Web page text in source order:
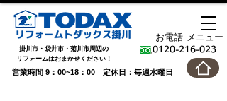
お電話 メニュー
掛川市・袋井市・菊川市周辺の
​リフォームはおまかせください！
0120-216-023
営業時間 9：00~18：00 定休日：毎週水曜日